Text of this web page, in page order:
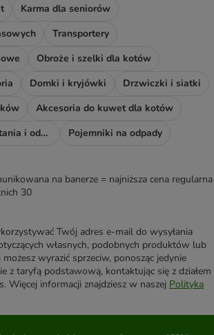
Karma dla seniorów
Transportery
Obroże i szelki dla kotów
Domki i kryjówki
Drzwiczki i siatki
Akcesoria do kuwet dla kotów
Akcesoria do sprzątania i odświeżacze
Pojemniki na odpady
na banerze = najniższa cena regularna
30
Twój adres e-mail do wysyłania
własnych, podobnych produktów lub
wyrazić sprzeciw, ponosząc jedynie
z taryfą podstawową, kontaktując się z działem
Więcej informacji znajdziesz w naszej Polityka